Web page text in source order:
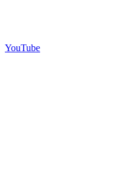
YouTube